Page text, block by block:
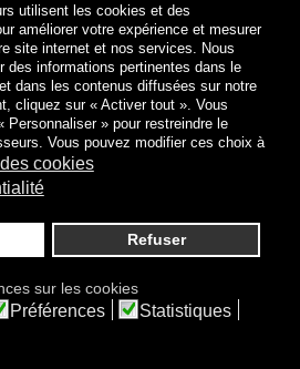
utilisent les cookies et des
améliorer votre expérience et mesurer
site internet et nos services. Nous
des informations pertinentes dans le
dans les contenus diffusées sur notre
cliquez sur « Activer tout ». Vous
Personnaliser » pour restreindre le
Vous pouvez modifier ces choix à
cookies
Refuser
sur les cookies
Préférences
Statistiques
Termes et conditionset la
CidB. Tous droits réservés.